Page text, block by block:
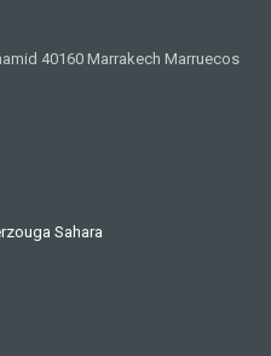
40160 Marrakech Marruecos